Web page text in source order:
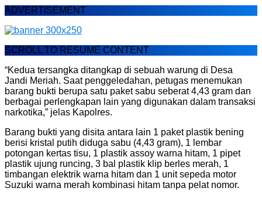
ADVERTISEMENT
SCROLL TO RESUME CONTENT
“Kedua tersangka ditangkap di sebuah warung di Desa
Jandi Meriah. Saat penggeledahan, petugas menemukan
barang bukti berupa satu paket sabu seberat 4,43 gram dan
berbagai perlengkapan lain yang digunakan dalam transaksi
narkotika,” jelas Kapolres.
Barang bukti yang disita antara lain 1 paket plastik bening
berisi kristal putih diduga sabu (4,43 gram), 1 lembar
potongan kertas tisu, 1 plastik assoy warna hitam, 1 pipet
plastik ujung runcing, 3 bal plastik klip berles merah, 1
timbangan elektrik warna hitam dan 1 unit sepeda motor
Suzuki warna merah kombinasi hitam tanpa pelat nomor.